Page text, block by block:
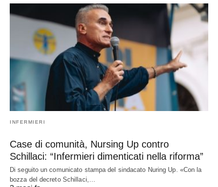
INFERMIERI
Case di comunità, Nursing Up contro
Schillaci: “Infermieri dimenticati nella riforma”
Di seguito un comunicato stampa del sindacato Nuring Up. «Con la
bozza del decreto Schillaci,…